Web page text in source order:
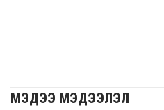
МЭДЭЭ МЭДЭЭЛЭЛ